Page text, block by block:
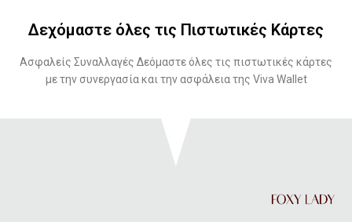
Δεχόμαστε όλες τις Πιστωτικές Κάρτες
Ασφαλείς Συναλλαγές Δεόμαστε όλες τις πιστωτικές κάρτες
με την συνεργασία και την ασφάλεια της Viva Wallet